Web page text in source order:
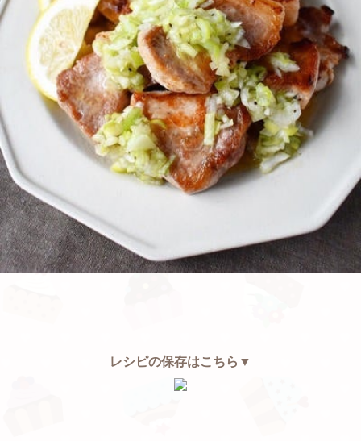
レシピの保存はこちら▼